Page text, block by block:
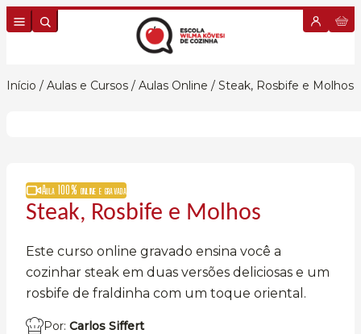
Skip to content
Início / Aulas e Cursos / Aulas Online / Steak, Rosbife e Molhos
Aula 100% online e gravada
Steak, Rosbife e Molhos
Este curso online gravado ensina você a
cozinhar steak em duas versões deliciosas e um
rosbife de fraldinha com um toque oriental.
Por: Carlos Siffert